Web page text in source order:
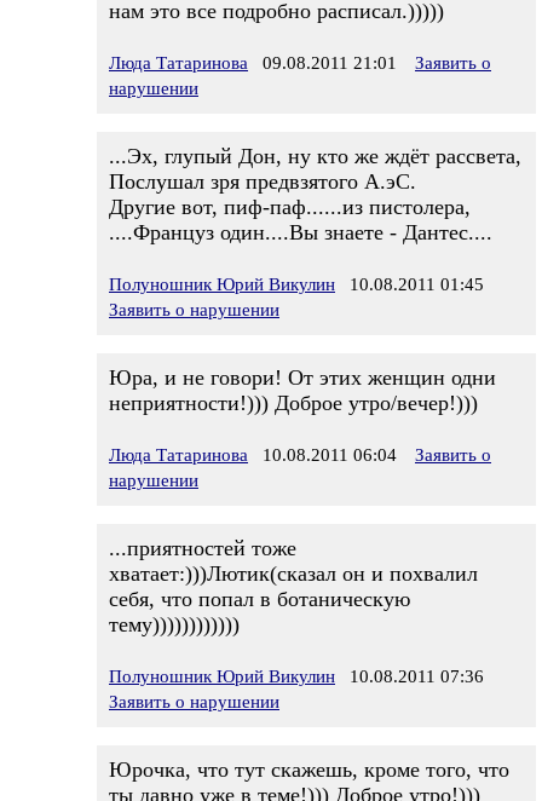
нам это все подробно расписал.)))))
Люда Татаринова 09.08.2011 21:01
Заявить о
нарушении
...Эх, глупый Дон, ну кто же ждёт рассвета,
Послушал зря предвзятого А.эС.
Другие вот, пиф-паф......из пистолера,
....Француз один....Вы знаете - Дантес....
Полуношник Юрий Викулин 10.08.2011 01:45
Заявить о нарушении
Юра, и не говори! От этих женщин одни
неприятности!))) Доброе утро/вечер!)))
Люда Татаринова 10.08.2011 06:04
Заявить о
нарушении
...приятностей тоже
хватает:)))Лютик(сказал он и похвалил
себя, что попал в ботаническую
тему))))))))))))
Полуношник Юрий Викулин 10.08.2011 07:36
Заявить о нарушении
Юрочка, что тут скажешь, кроме того, что
ты давно уже в теме!))) Доброе утро!)))